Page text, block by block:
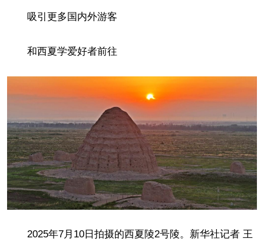
吸引更多国内外游客
和西夏学爱好者前往
2025年7月10日拍摄的西夏陵2号陵。新华社记者 王